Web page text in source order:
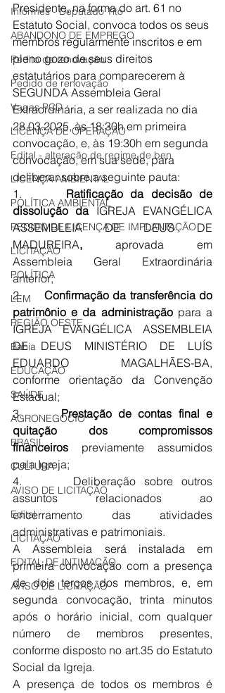
Informes - Deputado Tito
ABANDONO DE EMPREGO
Pedito de renovação
Pedido de renovação
Vagas PCD
LICENÇA DE OPERAÇÃO
Edital - alteração de regime de ben
LICENÇA AMBIENTAL
POLÍTICA AMBIENTAL
PEDIDO DE LICENÇA DE IMPLANTAÇÃO
LICITAÇÃO
POLÍTICA
LEM
REGIÃO OESTE
Bahia
EDUCAÇÃO
SAÚDE
AGRONEGÓCIO
BRASIL
CULTURA
AVISO DE LICITAÇÃO
Edital
LICITAÇÃO
EDITAL DE INTIMAÇÃO
AVISO DE LICITAÇÃO
Presidente, na forma do art. 61 no
Estatuto Social, convoca todos os seus
membros regularmente inscritos e em
pleno gozo de seus direitos
estatutários para comparecerem à
SEGUNDA Assembleia Geral
Extraordinária, a ser realizada no dia
28.03.2025, às 18:30h em primeira
convocação, e, às 19:30h em segunda
convocação, em sua sede, para
deliberar sobre a seguinte pauta:
1. Ratificação da decisão de
dissolução da IGREJA EVANGÉLICA
ASSEMBLEIA DE DEUS DE
MADUREIRA, aprovada em
Assembleia Geral Extraordinária
anterior;
2. Confirmação da transferência do
patrimônio e da administração para a
IGREJA EVANGÉLICA ASSEMBLEIA
DE DEUS MINISTÉRIO DE LUÍS
EDUARDO MAGALHÃES-BA,
conforme orientação da Convenção
Estadual;
3. Prestação de contas final e
quitação dos compromissos
financeiros previamente assumidos
pela Igreja;
4.      Deliberação sobre outros
assuntos relacionados ao
encerramento das atividades
administrativas e patrimoniais.
A Assembleia será instalada em
primeira convocação com a presença
de dois terços dos membros, e, em
segunda convocação, trinta minutos
após o horário inicial, com qualquer
número de membros presentes,
conforme disposto no art.35 do Estatuto
Social da Igreja.
A presença de todos os membros é